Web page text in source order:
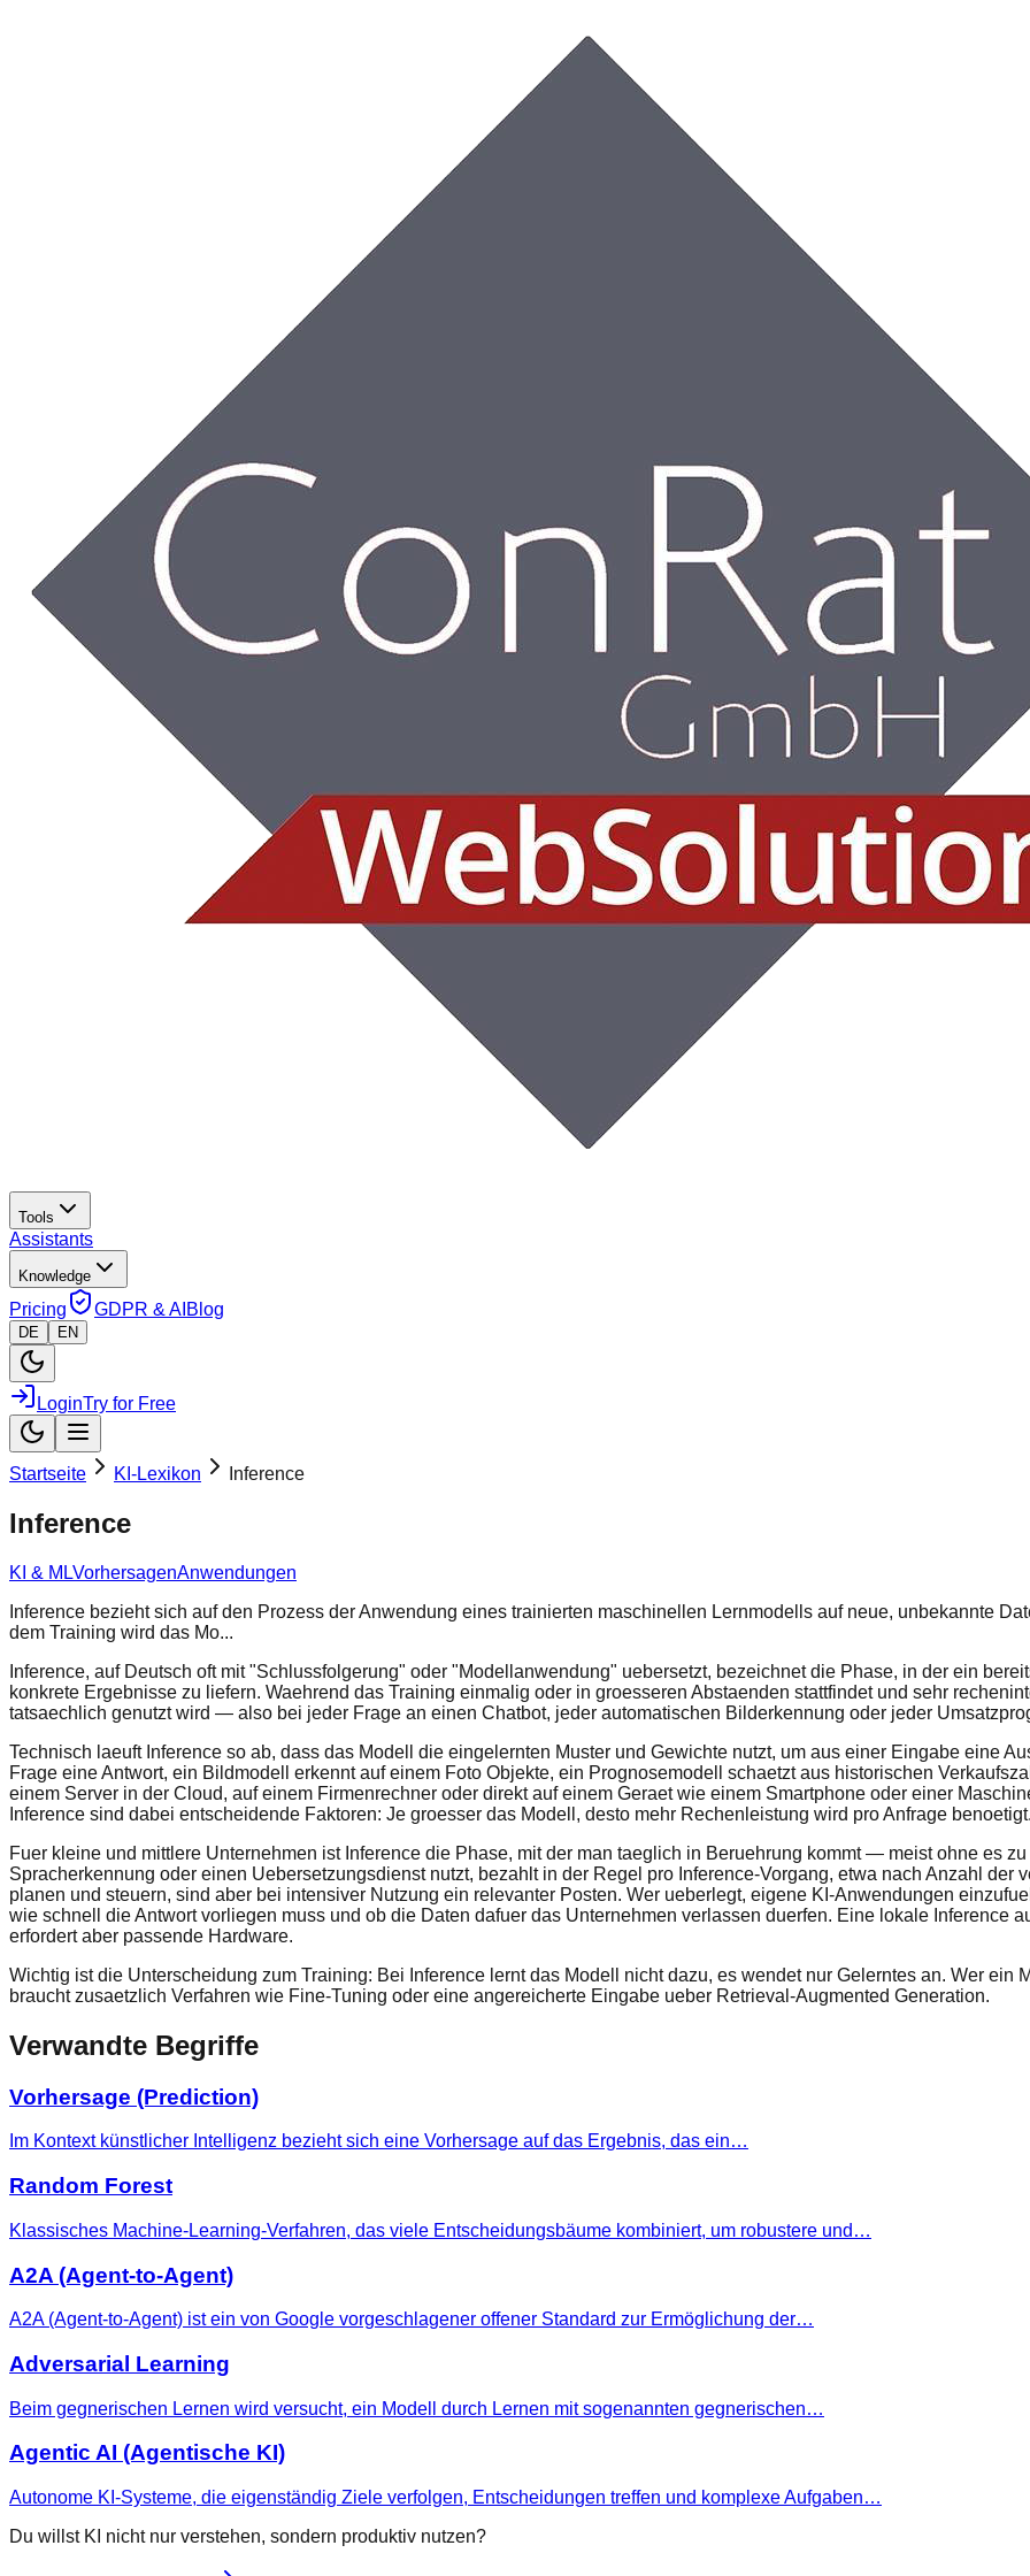
Tools
Assistants
Knowledge
Pricing GDPR & AI Blog
DE EN
LoginTry for Free
Startseite KI-Lexikon Inference
Inference
KI & MLVorhersagenAnwendungen
Inference bezieht sich auf den Prozess der Anwendung eines trainierten maschinellen Lernmodells auf neue, unbekannte
dem Training wird das Mo...
Inference, auf Deutsch oft mit "Schlussfolgerung" oder "Modellanwendung" uebersetzt, bezeichnet die Phase, in der ein
konkrete Ergebnisse zu liefern. Waehrend das Training einmalig oder in groesseren Abstaenden stattfindet und sehr
tatsaechlich genutzt wird — also bei jeder Frage an einen Chatbot, jeder automatischen Bilderkennung oder jeder
Technisch laeuft Inference so ab, dass das Modell die eingelernten Muster und Gewichte nutzt, um aus einer Eingabe eine
Frage eine Antwort, ein Bildmodell erkennt auf einem Foto Objekte, ein Prognosemodell schaetzt aus historischen
einem Server in der Cloud, auf einem Firmenrechner oder direkt auf einem Geraet wie einem Smartphone oder einer
Inference sind dabei entscheidende Faktoren: Je groesser das Modell, desto mehr Rechenleistung wird pro Anfrage benoetigt.
Fuer kleine und mittlere Unternehmen ist Inference die Phase, mit der man taeglich in Beruehrung kommt — meist ohne es
Spracherkennung oder einen Uebersetzungsdienst nutzt, bezahlt in der Regel pro Inference-Vorgang, etwa nach Anzahl der
planen und steuern, sind aber bei intensiver Nutzung ein relevanter Posten. Wer ueberlegt, eigene KI-Anwendungen
wie schnell die Antwort vorliegen muss und ob die Daten dafuer das Unternehmen verlassen duerfen. Eine lokale Inference
erfordert aber passende Hardware.
Wichtig ist die Unterscheidung zum Training: Bei Inference lernt das Modell nicht dazu, es wendet nur Gelerntes an. Wer ein
braucht zusaetzlich Verfahren wie Fine-Tuning oder eine angereicherte Eingabe ueber Retrieval-Augmented Generation.
Verwandte Begriffe
Vorhersage (Prediction)
Im Kontext künstlicher Intelligenz bezieht sich eine Vorhersage auf das Ergebnis, das ein…
Random Forest
Klassisches Machine-Learning-Verfahren, das viele Entscheidungsbäume kombiniert, um robustere und…
A2A (Agent-to-Agent)
A2A (Agent-to-Agent) ist ein von Google vorgeschlagener offener Standard zur Ermöglichung der…
Adversarial Learning
Beim gegnerischen Lernen wird versucht, ein Modell durch Lernen mit sogenannten gegnerischen…
Agentic AI (Agentische KI)
Autonome KI-Systeme, die eigenständig Ziele verfolgen, Entscheidungen treffen und komplexe Aufgaben…
Du willst KI nicht nur verstehen, sondern produktiv nutzen?